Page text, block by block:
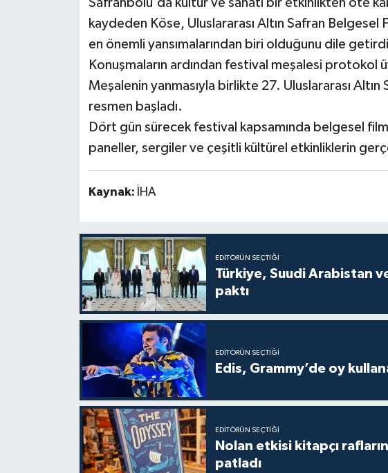
kaydeden Köse, Uluslararası Altın Safran Belgesel
en önemli yansımalarından biri olduğunu dile
Konuşmaların ardından festival meşalesi protokol
Meşalenin yanmasıyla birlikte 27. Uluslararası
resmen başladı.
Dört gün sürecek festival kapsamında belgesel
paneller, sergiler ve çeşitli kültürel etkinliklerin
Kaynak: İHA
EDITÖRÜN SEÇTIĞI
Türkiye, Suudi Arabistan
paktı
EDITÖRÜN SEÇTIĞI
Edis, Grammy’de oy
EDITÖRÜN SEÇTIĞI
Nolan etkisi kitapçı
patladı